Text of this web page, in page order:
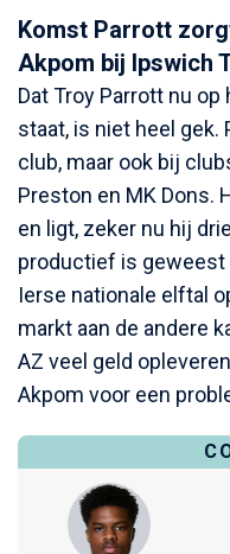
Komst Parrott
Akpom bij Ipswich
Dat Troy Parrott nu
staat, is niet heel
club, maar ook bij
Preston en MK Dons.
en ligt, zeker nu hij
productief is geweest
Ierse nationale elftal
markt aan de andere
AZ veel geld
Akpom voor een